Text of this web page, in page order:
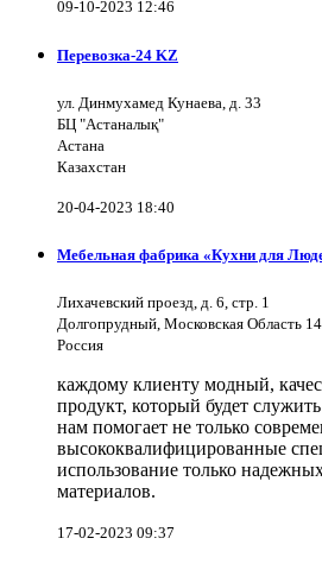
09-10-2023 12:46
Перевозка-24 KZ
ул. Динмухамед Кунаева, д. 33
БЦ "Астаналық"
Астана
Казахстан
20-04-2023 18:40
Мебельная фабрика «Кухни для
Лихачевский проезд, д. 6, стр. 1
Долгопрудный, Московская Область
Россия
каждому клиенту модный,
продукт, который будет
нам помогает не только
высококвалифицированные
использование только
материалов.
17-02-2023 09:37